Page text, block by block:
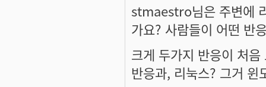
stmaestro님은 주변에
가요? 사람들이 어떤 반
크게 두가지 반응이 처
반응과, 리눅스? 그거